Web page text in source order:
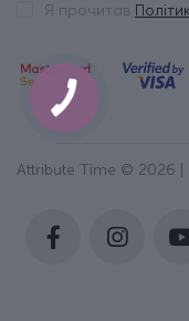
Я прочитав
Attribute Time © 2026 |